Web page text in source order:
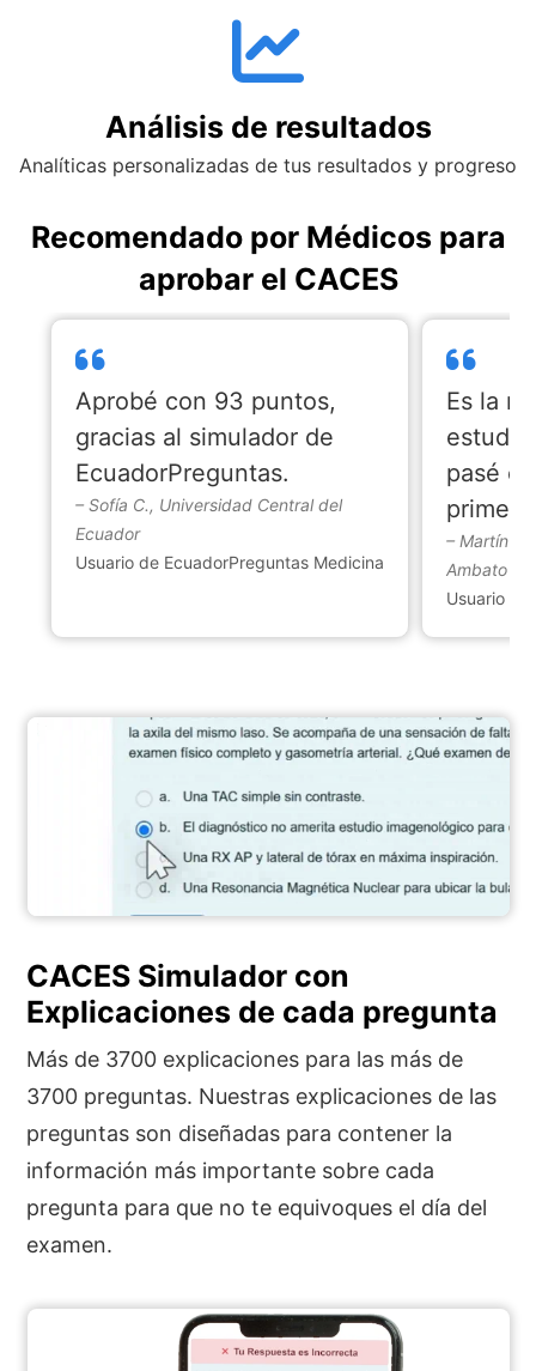
Análisis de resultados
Analíticas personalizadas de tus resultados y progreso
Recomendado por Médicos para
aprobar el CACES
Aprobé con 93 puntos,
gracias al simulador de
EcuadorPreguntas.
– Sofía C., Universidad Central del
Ecuador
Usuario de EcuadorPreguntas Medicina
Es la
pasé el
– Martín
Ambato
Usuario
CACES Simulador con
Explicaciones de cada pregunta
Más de 3700 explicaciones para las más de
3700 preguntas. Nuestras explicaciones de las
preguntas son diseñadas para contener la
información más importante sobre cada
pregunta para que no te equivoques el día del
examen.